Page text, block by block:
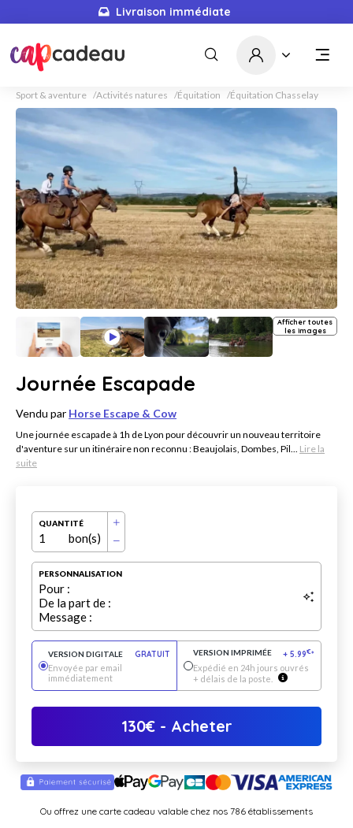
Livraison immédiate
Sport & aventure Activités natures Équitation Équitation Chasselay
Afficher toutes
les images
Journée Escapade
Vendu par Horse Escape & Cow
Une journée escapade à 1h de Lyon pour découvrir un nouveau territoire
d'aventure sur un itinéraire non reconnu : Beaujolais, Dombes, Pil... Lire la
suite
QUANTITÉ
1 bon(s)
PERSONNALISATION
Pour :
De la part de :
Message :
VERSION DIGITALE
GRATUIT
Envoyée par email
immédiatement
VERSION IMPRIMÉE + 5.99€*
Expédié en 24h jours ouvrés
+ délais de la poste.
130€- Acheter
Ou offrez une carte cadeau valable chez nos 786 établissements